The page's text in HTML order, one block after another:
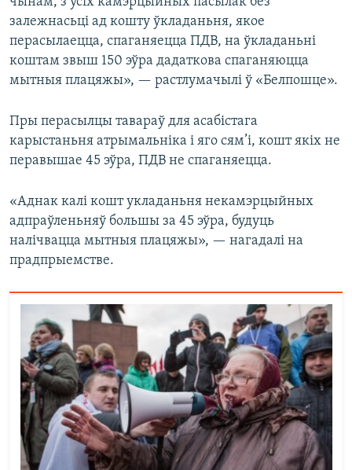
залежнасьці ад кошту ўкладаньня, якое
перасылаецца, спаганяецца ПДВ, на ўкладаньні
коштам звыш 150 эўра дадаткова спаганяюцца
мытныя плацяжы», — растлумачылі ў «Белпошце».
Пры перасылцы тавараў для асабістага
карыстаньня атрымальніка і яго сям’і, кошт якіх не
перавышае 45 эўра, ПДВ не спаганяецца.
«Аднак калі кошт укладаньня некамэрцыйных
адпраўленьняў большы за 45 эўра, будуць
налічвацца мытныя плацяжы», — нагадалі на
прадпрыемстве.